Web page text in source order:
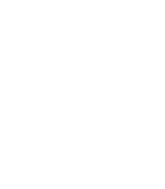
(ก่อนตั้งชื่อตามผู้
สายกินก็จะนึกถึง